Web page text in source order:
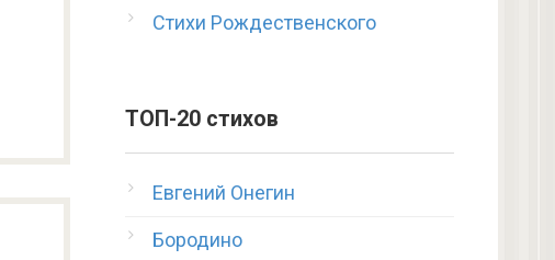
Стихи Рождественского
ТОП-20 стихов
Евгений Онегин
Бородино